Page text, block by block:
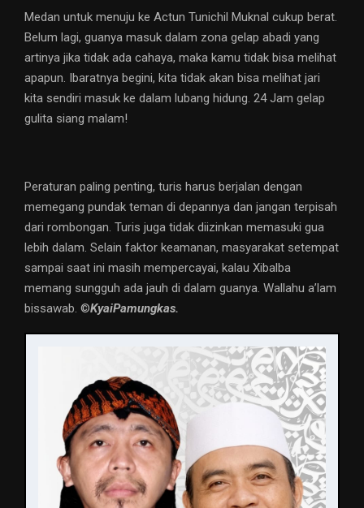
Medan untuk menuju ke Actun Tunichil Muknal cukup berat.
Belum lagi, guanya masuk dalam zona gelap abadi yang
artinya jika tidak ada cahaya, maka kamu tidak bisa melihat
apapun. Ibaratnya begini, kita tidak akan bisa melihat jari
kita sendiri masuk ke dalam lubang hidung. 24 Jam gelap
gulita siang malam!
Peraturan paling penting, turis harus berjalan dengan
memegang pundak teman di depannya dan jangan terpisah
dari rombongan. Turis juga tidak diizinkan memasuki gua
lebih dalam. Selain faktor keamanan, masyarakat setempat
sampai saat ini masih mempercayai, kalau Xibalba
memang sungguh ada jauh di dalam guanya. Wallahu a’lam
bissawab. ©️KyaiPamungkas.